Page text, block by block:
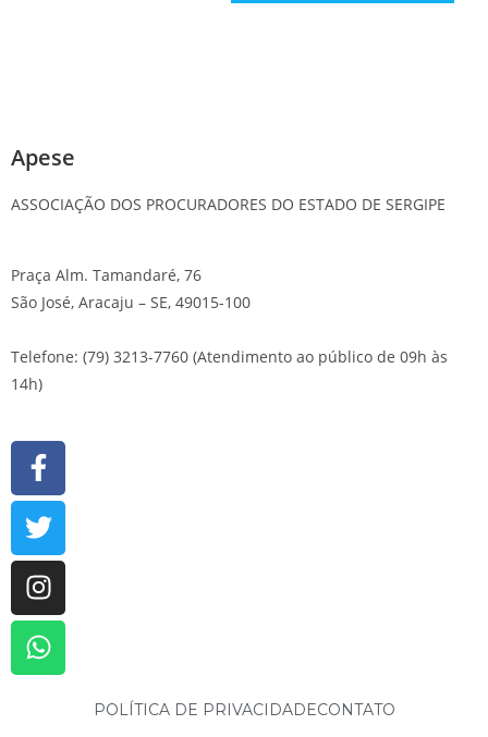
Apese
ASSOCIAÇÃO DOS PROCURADORES DO ESTADO DE SERGIPE
Praça Alm. Tamandaré, 76
São José, Aracaju – SE, 49015-100
Telefone: (79) 3213-7760 (Atendimento ao público de 09h às
14h)
POLÍTICA DE PRIVACIDADECONTATO